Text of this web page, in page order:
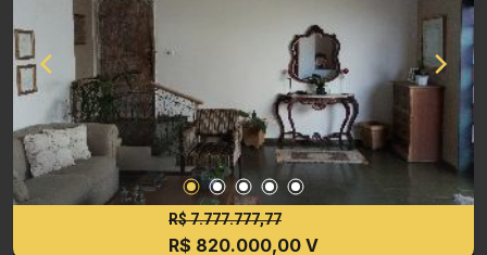
um quarto e banheiro de empregada e uma
varanda. Garagem para 4 veículos, sendo 02
cobertas e 02 descobertas, com portão
eletrônico. Terreno de 513 m² Construção de 392
m² - Aceita Permuta por apartamento - WhatsApp
24 Hrs. 16 99963 7700
R$ 7.777.777,77
R$ 820.000,00 V